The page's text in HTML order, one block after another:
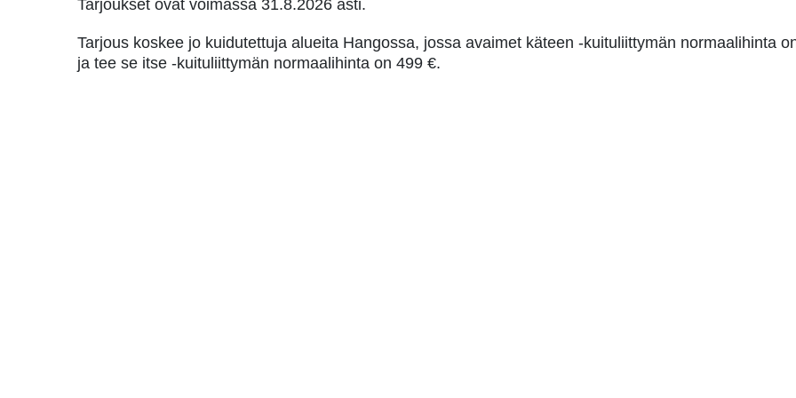
Tarjoukset ovat voimassa 31.8.2026 asti.
Tarjous koskee jo kuidutettuja alueita Hangossa, jossa avaimet käteen -kuituliittymän normaalihinta
ja tee se itse -kuituliittymän normaalihinta on 499 €.